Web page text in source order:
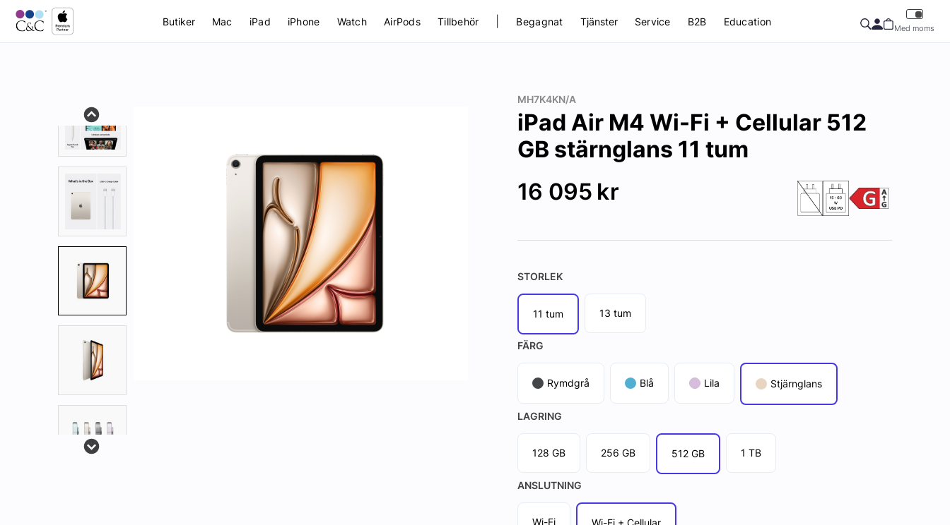
Butiker Mac iPad iPhone Watch AirPods Tillbehör Begagnat Tjänster Service B2B Education
Med moms
MH7K4KN/A
iPad Air M4 Wi-Fi + Cellular 512
GB stärnglans 11 tum
16 095 kr
STORLEK
11 tum 13 tum
FÄRG
Rymdgrå Blå Lila Stjärnglans
LAGRING
128 GB 256 GB 512 GB 1 TB
ANSLUTNING
Wi-Fi Wi-Fi + Cellular